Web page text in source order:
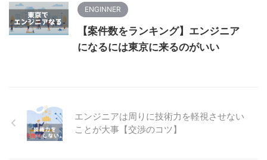
ENGINNER
【案件数をランキング】エンジニア
になるには東京に来るのがいい
エンジニアは周りに技術力を軽視させない
ことが大事【交渉のコツ】